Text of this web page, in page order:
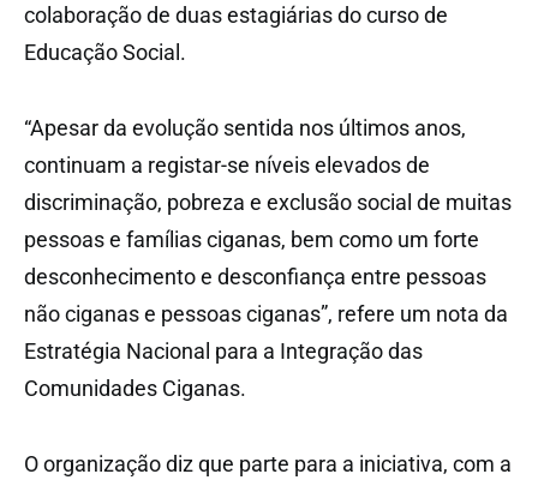
colaboração de duas estagiárias do curso de
Educação Social.
“Apesar da evolução sentida nos últimos anos,
continuam a registar-se níveis elevados de
discriminação, pobreza e exclusão social de muitas
pessoas e famílias ciganas, bem como um forte
desconhecimento e desconfiança entre pessoas
não ciganas e pessoas ciganas”, refere um nota da
Estratégia Nacional para a Integração das
Comunidades Ciganas.
O organização diz que parte para a iniciativa, com a